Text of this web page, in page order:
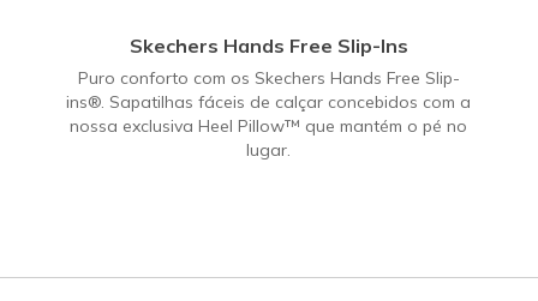
Skechers Hands Free Slip-Ins
Puro conforto com os Skechers Hands Free Slip-
ins®. Sapatilhas fáceis de calçar concebidos com a
nossa exclusiva Heel Pillow™ que mantém o pé no
lugar.